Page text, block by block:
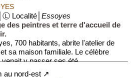
Localité│Essoyes
des peintres et terre d'accueil de
700 habitants, abrite l'atelier de
sa maison familiale. Le célèbre
venait y passer ses été...
au nord-est ↗